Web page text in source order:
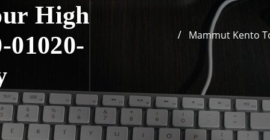
High
01020-
Mammut Kento